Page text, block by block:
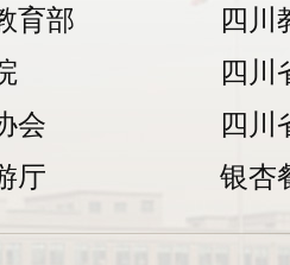
育部
四川
四川
会
四川
厅
银杏